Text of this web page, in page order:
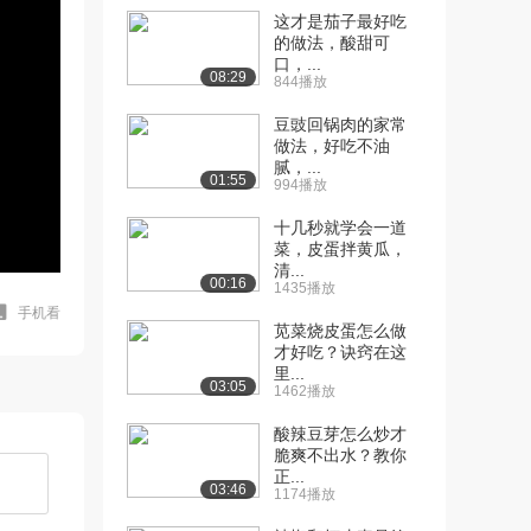
手机看
08:29
这才是茄子最好吃
的做法，酸甜可
口，...
844播放
01:55
豆豉回锅肉的家常
做法，好吃不油
腻，...
994播放
00:16
十几秒就学会一道
菜，皮蛋拌黄瓜，
清...
1435播放
03:05
苋菜烧皮蛋怎么做
才好吃？诀窍在这
里...
1462播放
03:46
酸辣豆芽怎么炒才
脆爽不出水？教你
正...
1174播放